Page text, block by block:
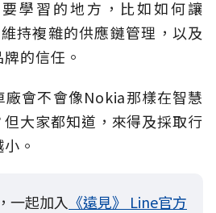
學習的地方，比如如何讓
持複雜的供應鏈管理，以及
的信任。
廠會不會像Nokia那樣在智慧
大家都知道，來得及採取行
。
一起加入 《遠見》 Line官方